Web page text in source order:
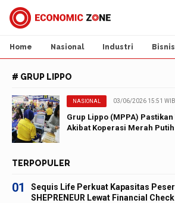
Home Nasional Industri Bisnis
# GRUP LIPPO
NASIONAL 03/06/2026 15:51 WIB
Grup Lippo (MPPA)
Akibat Koperasi Merah Putih
TERPOPULER
01
Sequis Life Perkuat Kapasitas
SHEPRENEUR Lewat Financial